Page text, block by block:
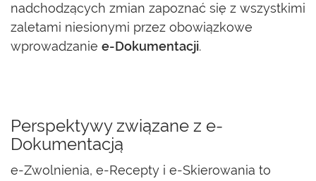
nadchodzących zmian zapoznać się z wszystkimi
zaletami niesionymi przez obowiązkowe
wprowadzanie e-Dokumentacji.
Perspektywy związane z e-
Dokumentacją
e-Zwolnienia, e-Recepty i e-Skierowania to